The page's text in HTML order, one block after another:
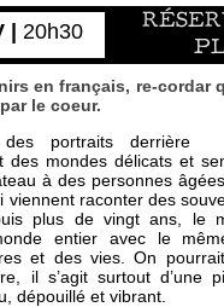
| 20h30
en français, re-cordar
le coeur.
portraits derrière
des mondes délicats et
à des personnes
viennent raconter des
plus de vingt ans, le
entier avec le
et des vies. On
il s’agit surtout d’une
dépouillé et vibrant.